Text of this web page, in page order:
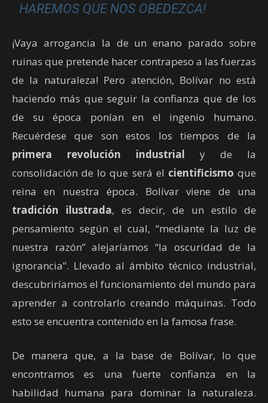
HAREMOS QUE NOS OBEDEZCA!
¡Vaya arrogancia la de un enano parado sobre
ruinas que pretende hacer contrapeso a las fuerzas
de la naturaleza! Pero atención, Bolívar no está
haciendo más que seguir la confianza que de los
de su época ponían en el ingenio humano.
Recuérdese que son estos los tiempos de la
primera revolución industrial y de la
consolidación de lo que será el cientificismo que
reina en nuestra época. Bolívar viene de una
tradición ilustrada, es decir, de un estilo de
pensamiento según el cual, “mediante la luz de
nuestra razón” alejaríamos “la oscuridad de la
ignorancia”. Llevado al ámbito técnico industrial,
descubriríamos el funcionamiento del mundo para
aprender a controlarlo creando máquinas. Todo
esto se encuentra contenido en la famosa frase.
De manera que, a la base de Bolívar, lo que
encontramos es una fuerte confianza en la
habilidad humana para dominar la naturaleza.